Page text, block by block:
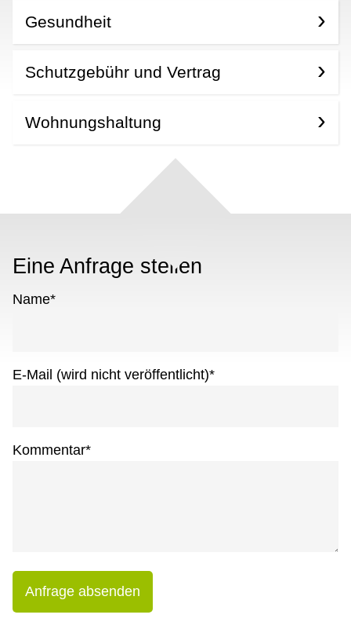
Gesundheit
Schutzgebühr und Vertrag
Wohnungshaltung
Eine Anfrage stellen
Name*
E-Mail (wird nicht veröffentlicht)*
Kommentar*
Anfrage absenden